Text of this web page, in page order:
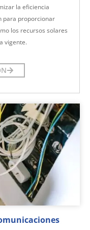
la eficiencia
para proporcionar
los recursos solares
vigente.